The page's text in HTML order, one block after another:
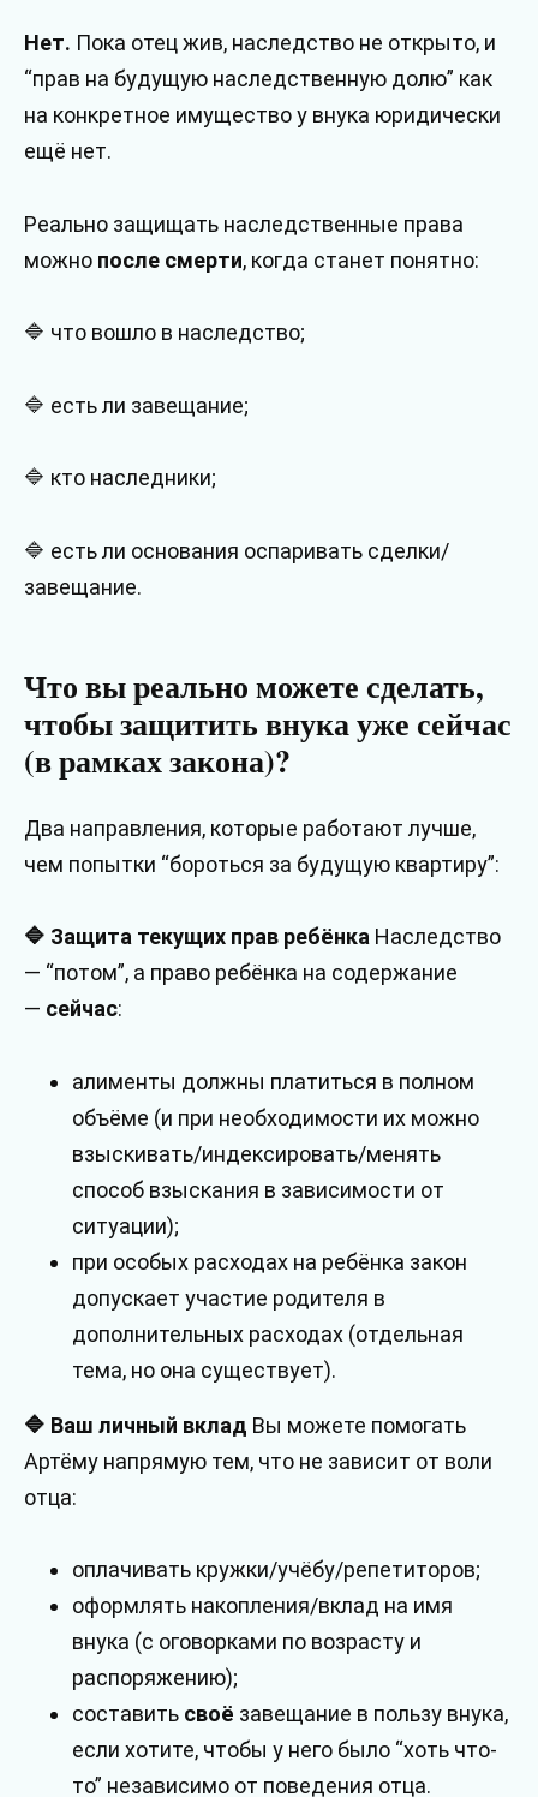
Нет. Пока отец жив, наследство не открыто, и
“прав на будущую наследственную долю” как
на конкретное имущество у внука юридически
ещё нет.
Реально защищать наследственные права
можно после смерти, когда станет понятно:
🔷 что вошло в наследство;
🔷 есть ли завещание;
🔷 кто наследники;
🔷 есть ли основания оспаривать сделки/
завещание.
Что вы реально можете сделать,
чтобы защитить внука уже сейчас
(в рамках закона)?
Два направления, которые работают лучше,
чем попытки “бороться за будущую квартиру”:
🔷 Защита текущих прав ребёнка Наследство
— “потом”, а право ребёнка на содержание
— сейчас:
алименты должны платиться в полном
объёме (и при необходимости их можно
взыскивать/индексировать/менять
способ взыскания в зависимости от
ситуации);
при особых расходах на ребёнка закон
допускает участие родителя в
дополнительных расходах (отдельная
тема, но она существует).
🔷 Ваш личный вклад Вы можете помогать
Артёму напрямую тем, что не зависит от воли
отца:
оплачивать кружки/учёбу/репетиторов;
оформлять накопления/вклад на имя
внука (с оговорками по возрасту и
распоряжению);
составить своё завещание в пользу внука,
если хотите, чтобы у него было “хоть что-
то” независимо от поведения отца.